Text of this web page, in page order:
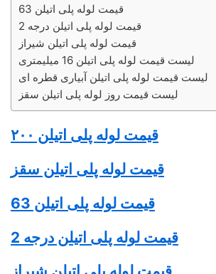
قیمت لوله پلی اتیلن 63
قیمت لوله پلی اتیلن درجه 2
قیمت لوله پلی اتیلن شیراز
لیست قیمت لوله پلی اتیلن 16 میلیمتری
لیست قیمت لوله پلی اتیلن آبیاری قطره ای
لیست قیمت روز لوله پلی اتیلن سقز
قیمت لوله پلی اتیلن ۲۰۰
قیمت لوله پلی اتیلن سقز
قیمت لوله پلی اتیلن 63
قیمت لوله پلی اتیلن درجه 2